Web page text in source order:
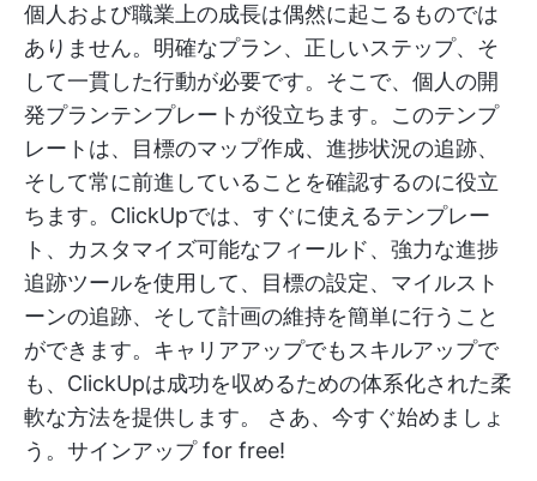
個人および職業上の成長は偶然に起こるものでは
ありません。明確なプラン、正しいステップ、そ
して一貫した行動が必要です。そこで、個人の開
発プランテンプレートが役立ちます。このテンプ
レートは、目標のマップ作成、進捗状況の追跡、
そして常に前進していることを確認するのに役立
ちます。ClickUpでは、すぐに使えるテンプレー
ト、カスタマイズ可能なフィールド、強力な進捗
追跡ツールを使用して、目標の設定、マイルスト
ーンの追跡、そして計画の維持を簡単に行うこと
ができます。キャリアアップでもスキルアップで
も、ClickUpは成功を収めるための体系化された柔
軟な方法を提供します。 さあ、今すぐ始めましょ
う。 サインアップfor free!